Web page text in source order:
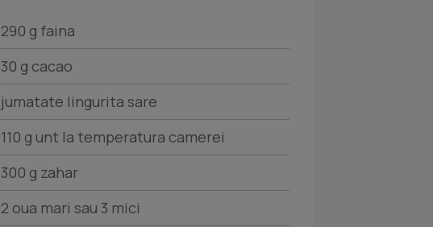
290 g faina
30 g cacao
jumatate lingurita sare
110 g unt la temperatura camerei
300 g zahar
2 oua mari sau 3 mici